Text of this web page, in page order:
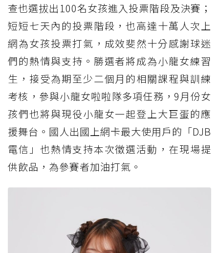
查也選拔出100名女孩進入投票階段及決賽；
短短七天內的投票階段，也高達十萬人次上
網為女孩投票打氣，成效斐然十分感謝球迷
們的熱情與支持。勝選者將成為小龍女練習
生，接受為期至少二個月的相關課程與訓練
考核，參與小龍女啦啦隊多項任務，9月份女
孩們也將與現役小龍女一起登上大巨蛋的應
援舞台。國人出國上網卡最大使用戶的「DJB
電信」也熱情支持本次徵選活動，在現場提
供飲品，為參賽者加油打氣。